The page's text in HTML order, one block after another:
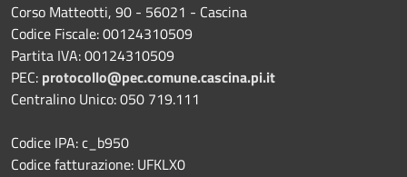
Corso Matteotti, 90 - 56021 - Cascina
Codice Fiscale: 00124310509
Partita IVA: 00124310509
PEC: protocollo@pec.comune.cascina.pi.it
Centralino Unico: 050 719.111
Codice IPA: c_b950
Codice fatturazione: UFKLX0